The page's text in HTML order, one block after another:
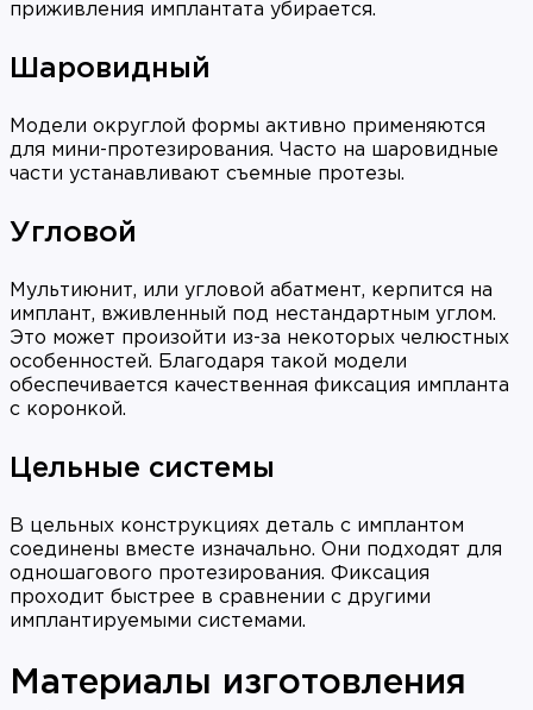
приживления имплантата убирается.
Шаровидный
Модели округлой формы активно применяются
для мини-протезирования. Часто на шаровидные
части устанавливают съемные протезы.
Угловой
Мультиюнит, или угловой абатмент, керпится на
имплант, вживленный под нестандартным углом.
Это может произойти из-за некоторых челюстных
особенностей. Благодаря такой модели
обеспечивается качественная фиксация импланта
с коронкой.
Цельные системы
В цельных конструкциях деталь с имплантом
соединены вместе изначально. Они подходят для
одношагового протезирования. Фиксация
проходит быстрее в сравнении с другими
имплантируемыми системами.
Материалы изготовления